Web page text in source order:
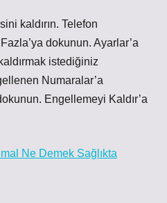
kaldırın. Telefon
dokunun. Ayarlar’a
istediğiniz
Numaralar’a
Engellemeyi Kaldır’a
Ne Demek Sağlıkta